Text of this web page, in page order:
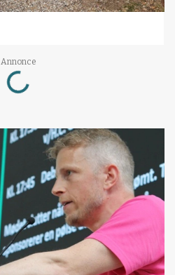
Annonce
Loading...